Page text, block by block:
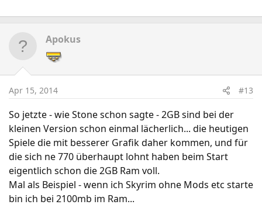
Apokus
Apr 15, 2014 #13
So jetzte - wie Stone schon sagte - 2GB sind bei der
kleinen Version schon einmal lächerlich... die heutigen
Spiele die mit besserer Grafik daher kommen, und für
die sich ne 770 überhaupt lohnt haben beim Start
eigentlich schon die 2GB Ram voll.
Mal als Beispiel - wenn ich Skyrim ohne Mods etc starte
bin ich bei 2100mb im Ram...